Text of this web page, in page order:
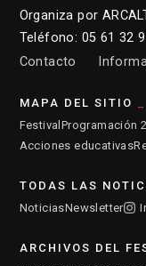
Organiza por
Teléfono: 05 61 32
Contacto
MAPA DEL SITIO
Festival Programación
Acciones educativas
TODAS LAS
NoticiasNewsletter
ARCHIVOS DEL